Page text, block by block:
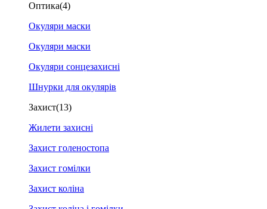
Оптика(4)
Окуляри маски
Окуляри маски
Окуляри сонцезахисні
Шнурки для окулярів
Захист(13)
Жилети захисні
Захист голеностопа
Захист гомілки
Захист коліна